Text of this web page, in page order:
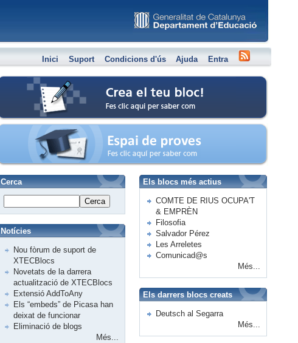
Inici Suport Condicions d'ús Ajuda Entra
Crea el teu bloc
Espai de proves
Cerca
Cerca
Notícies
Nou fòrum de suport de
XTECBlocs
Novetats de la darrera
actualització de XTECBlocs
Extensió AddToAny
Els “embeds” de Picasa han
deixat de funcionar
Eliminació de blogs
Més...
Els blocs més actius
COMTE DE RIUS OCUPA'T
& EMPRÈN
Filosofia
Salvador Pérez
Les Arreletes
Comunicad@s
Més...
Els darrers blocs creats
Deutsch al Segarra
Més...